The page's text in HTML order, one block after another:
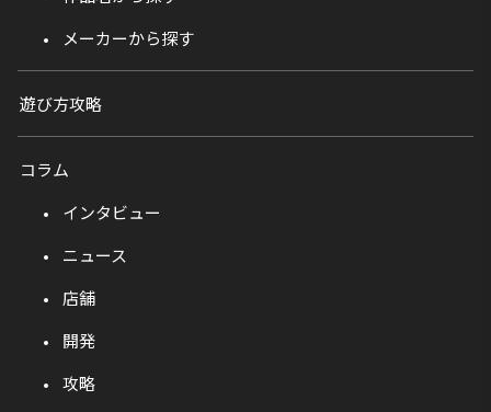
メーカーから探す
遊び方攻略
コラム
インタビュー
ニュース
店舗
開発
攻略